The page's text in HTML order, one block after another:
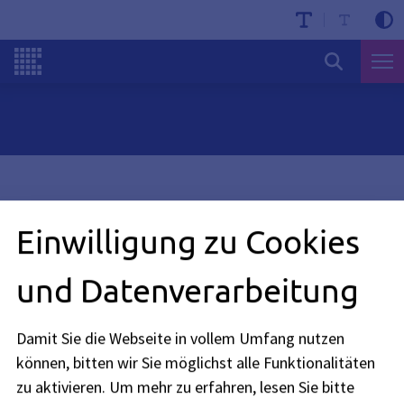
Einwilligung zu Cookies
und Datenverarbeitung
Damit Sie die Webseite in vollem Umfang nutzen
können, bitten wir Sie möglichst alle Funktionalitäten
zu aktivieren. Um mehr zu erfahren, lesen Sie bitte